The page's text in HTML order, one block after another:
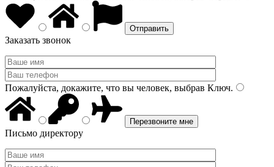
Заказать звонок
Пожалуйста, докажите, что вы человек, выбрав Ключ.
Письмо директору